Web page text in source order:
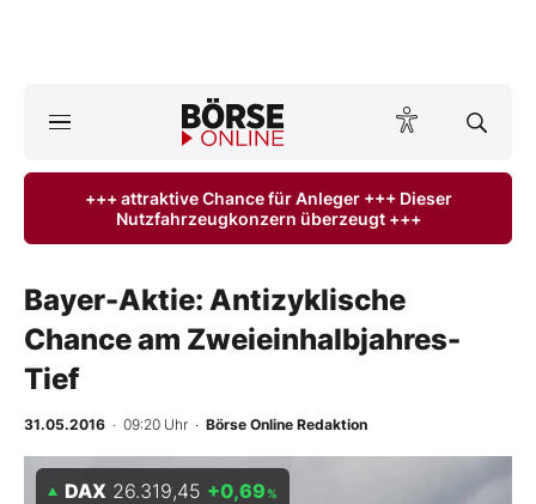
ktuelle Ausgabe BÖRSE ONLINE lesen
Anlageprodukte
Finanz-Check
BO-Musterdepots
+++ attraktive Chance für Anleger +++ Dieser
Nutzfahrzeugkonzern überzeugt +++
Bayer-Aktie: Antizyklische
Chance am Zweieinhalbjahres-
Tief
31.05.2016 · 09:20 Uhr · Börse Online Redaktion
DAX 26.319,45 +0,69 %